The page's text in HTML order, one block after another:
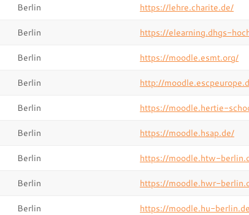
Berlin https://lehre.charite.de/
Berlin https://elearning.dhgs-
Berlin https://moodle.esmt.org/
Berlin http://
Berlin https://moodle.hertie-
Berlin https://moodle.hsap.de/
Berlin https://moodle.htw-
Berlin https://moodle.hwr-
Berlin https://moodle.hu-